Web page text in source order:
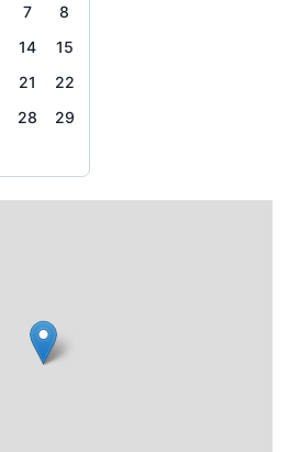
7
8
14
15
21
22
28
29